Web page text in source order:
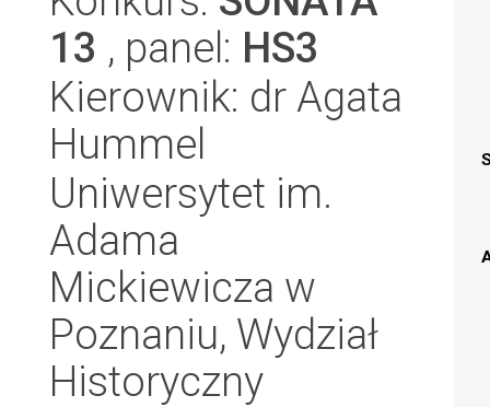
13 , panel: HS3
Kierownik: dr Agata
Hummel
Uniwersytet im.
Adama
Mickiewicza w
Poznaniu, Wydział
Historyczny